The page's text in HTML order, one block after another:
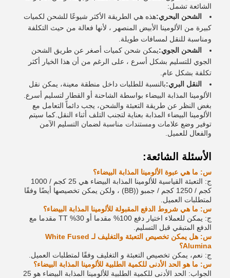
الشائعة تشمل:
الشحن البحري:هذه هي الطريقة الأكثر شيوعًا للشحن لكميات
كبيرة من الألومينا الأبيض المنصهر ، لأنها فعالة من حيث التكلفة
ومناسبة للنقل لمسافات طويلة.
الشحن الجوي:يمكن شحن كميات أصغر عن طريق الشحن
الجوي للتسليم بشكل أسرع ، على الرغم من أن هذا الخيار أكثر
تكلفة بشكل عام.
النقل البري:بالنسبة للطلبات داخل منطقة معينة، يمكن نقل
الألومينا المذابة البيضاء بواسطة الشاحنة أو القطار لتسليم أسرع.
بغض النظر عن طريقة التعبئة والشحن، يجب دائماً التعامل مع
الألومينا البيضاء المذابة بعناية لتجنب التلف أثناء النقل.كما سيتم
توفير وضع علامات ومستندات مناسبة لضمان التسليم الآمن
والفعال للعميل.
الأسئلة الشائعة:
س: ما هي عبوة الألومينا المذابة البيضاء؟
ج: التعبئة القياسية للألومينا المذابة البيضاء هي 25 كجم / 1000
كجم / 1250 كجم / جمبو ((BB) ، ولكن يمكن تخصيصها أيضًا وفقًا
لمتطلبات العميل.
س: ما هي شروط الدفع المقبولة للألومينا المذابة البيضاء؟
ج: يمكن للعملاء اختيار دفع 100% مقدما أو 30% TT مقدما مع
الدفع المتبقي قبل التسليم.
س: هل يمكن تخصيص التعبئة والتغليف لـ White Fused
Alumina؟
ج: نعم، يمكن تخصيص التعبئة و التغليف وفقًا لمتطلبات العميل.
س: ما هو الحد الأدنى للكمية الطلبية للألومينا المذابة البيضاء؟
الجواب: الحد الأدنى للكمية الطلبية للألومينا المذابة البيضاء هو 25